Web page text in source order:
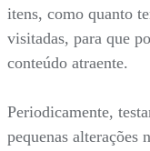
itens, como quanto
visitadas, para que
conteúdo atraente.
Periodicamente,
pequenas alterações